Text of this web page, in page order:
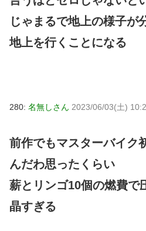
じゃまるで地上の様子が
地上を行くことになる
280: 名無しさん 2023/06/03(土)
前作でもマスターバイク
んだわ思ったくらい
薪とリンゴ10個の燃費で
晶すぎる